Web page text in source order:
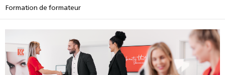
Formation de formateur